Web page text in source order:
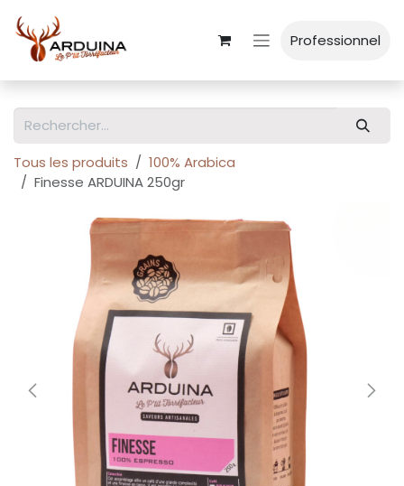
Professionnel
Tous les produits
100% Arabica
Finesse ARDUINA 250gr